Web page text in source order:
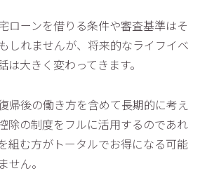
ローンを借りる条件や審査基準はそ
しれませんが、将来的なライフイベ
は大きく変わってきます。
帰後の働き方を含めて長期的に考え
除の制度をフルに活用するのであれ
組む方がトータルでお得になる可能
せん。